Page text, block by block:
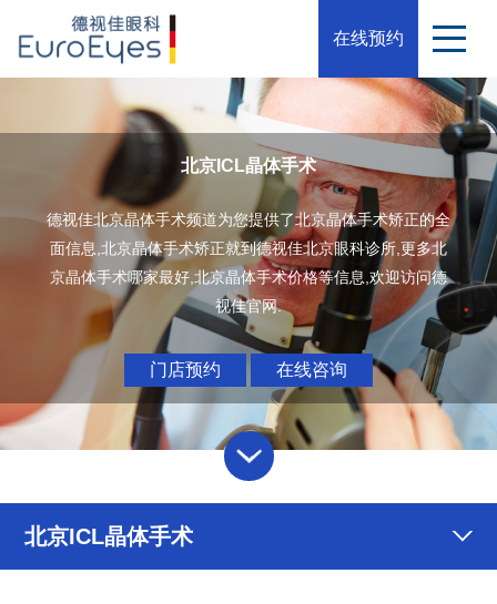
在线预约
北京ICL晶体手术
德视佳北京晶体手术频道为您提供了北京晶体手术矫正的全
面信息,北京晶体手术矫正就到德视佳北京眼科诊所,更多北
京晶体手术哪家最好,北京晶体手术价格等信息,欢迎访问德
视佳官网.
门店预约 在线咨询
北京ICL晶体手术